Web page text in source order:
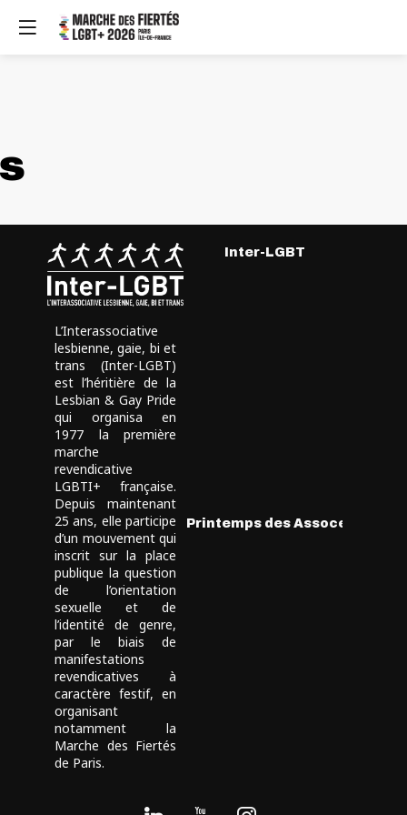
L’Interassociative
lesbienne, gaie, bi et
trans (Inter-LGBT)
est l’héritière de la
Lesbian & Gay Pride
qui organisa en
1977 la première
marche
revendicative
LGBTI+ française.
Depuis maintenant
25 ans, elle participe
d’un mouvement qui
inscrit sur la place
publique la question
de l’orientation
sexuelle et de
l’identité de genre,
par le biais de
manifestations
revendicatives à
caractère festif, en
organisant
notamment la
Marche des Fiertés
de Paris.
Inter-LGBT
Printemps des Assoces